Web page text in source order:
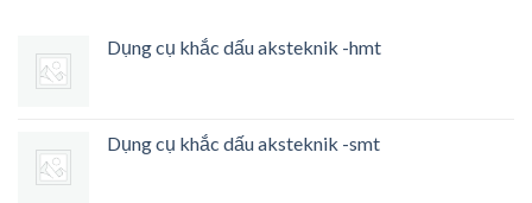
Dụng cụ khắc dấu aksteknik -hmt
Dụng cụ khắc dấu aksteknik -smt